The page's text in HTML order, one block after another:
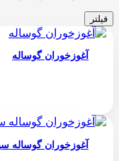
فیلتر
آغوزخوران گوساله
آغوزخوران گوساله